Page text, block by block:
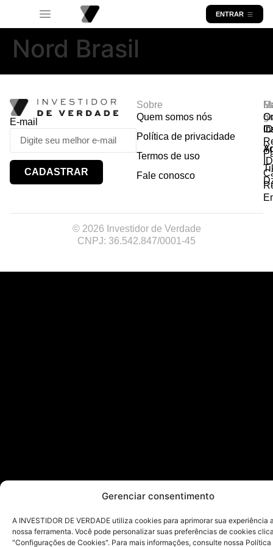
Gerenciar consentimento
A INVESTIDOR DE VERDADE utiliza cookies para aprimorar sua experiência
nossa ferramenta. Você pode personalizar suas preferências de cookies
"Configurações de Cookies". Para mais informações, consulte nossa Política
ENTRAR
Nord Brasil
E-mail
CADASTRAR
Sobre
Quem somos nós
Política de privacidade
Termos de uso
Fale conosco
© 2026 Investidor de Verdade
CNPJ: 36.542.847/0001-45